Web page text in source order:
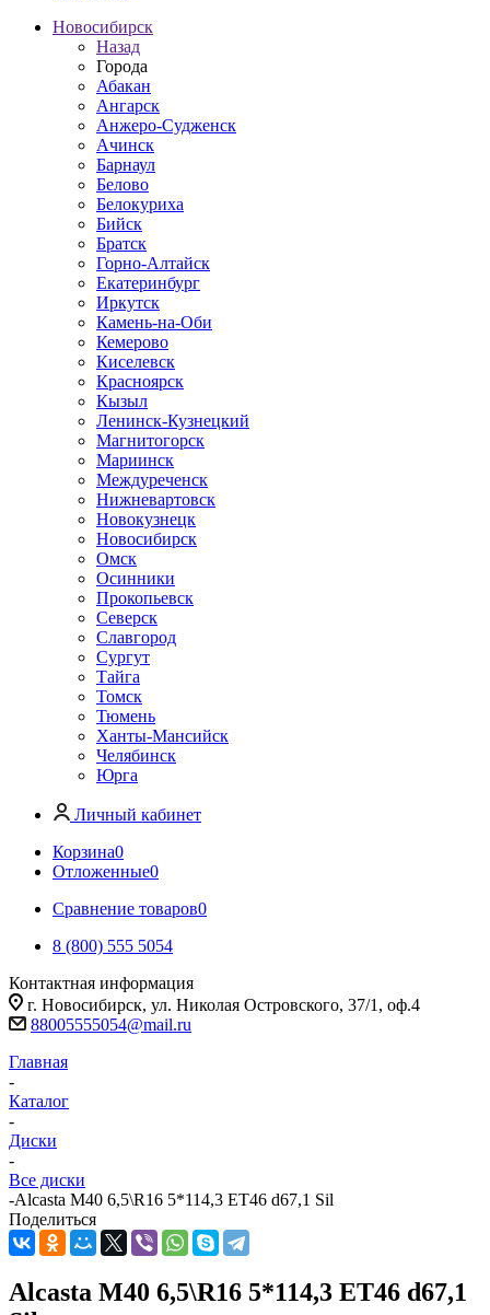
Новосибирск
Назад
Города
Абакан
Ангарск
Анжеро-Судженск
Ачинск
Барнаул
Белово
Белокуриха
Бийск
Братск
Горно-Алтайск
Екатеринбург
Иркутск
Камень-на-Оби
Кемерово
Киселевск
Красноярск
Кызыл
Ленинск-Кузнецкий
Магнитогорск
Мариинск
Междуреченск
Нижневартовск
Новокузнецк
Новосибирск
Омск
Осинники
Прокопьевск
Северск
Славгород
Сургут
Тайга
Томск
Тюмень
Ханты-Мансийск
Челябинск
Юрга
Личный кабинет
Корзина0
Отложенные0
Сравнение товаров0
8 (800) 555 5054
Контактная информация
г. Новосибирск, ул. Николая Островского, 37/1, оф.4
88005555054@mail.ru
Главная
-
Каталог
-
Диски
-
Все диски
-Alcasta M40 6,5\R16 5*114,3 ET46 d67,1 Sil
Поделиться
Alcasta M40 6,5\R16 5*114,3 ET46 d67,1